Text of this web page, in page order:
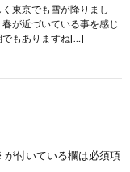
東京でも雪が降りまし
が近づいている事を感じ
でもありますね[…]
が付いている欄は必須項